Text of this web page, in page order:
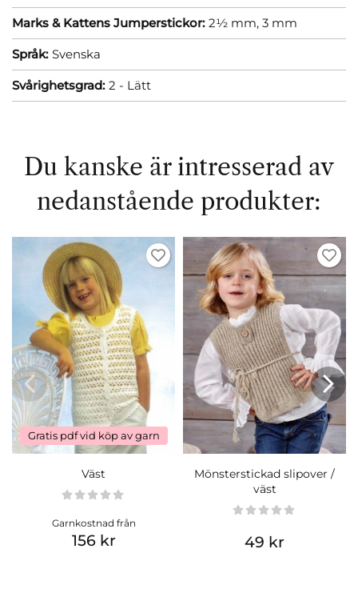
Marks & Kattens Jumperstickor: 2½ mm, 3 mm
Språk: Svenska
Svårighetsgrad: 2 - Lätt
Du kanske är intresserad av
nedanstående produkter:
Gratis pdf vid köp av garn
Väst
Garnkostnad från
156 kr
Mönsterstickad slipover /
väst
49 kr